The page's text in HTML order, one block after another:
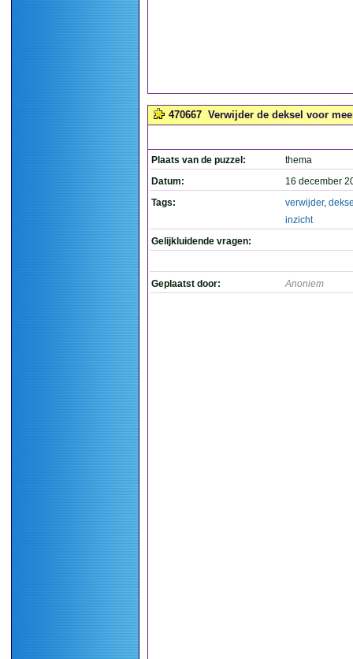
470667 Verwijder de deksel voor
Plaats van de puzzel:
thema
Datum:
16 december
Tags:
verwijder,
inzicht
Gelijkluidende vragen:
Geplaatst door: Anoniem